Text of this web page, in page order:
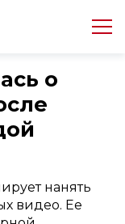
о
нанять
видео. Ее